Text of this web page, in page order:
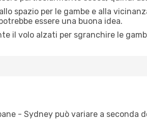
spazio per le gambe e alla
essere una buona idea.
il volo alzati per sgranchire le
- Sydney può variare a seconda